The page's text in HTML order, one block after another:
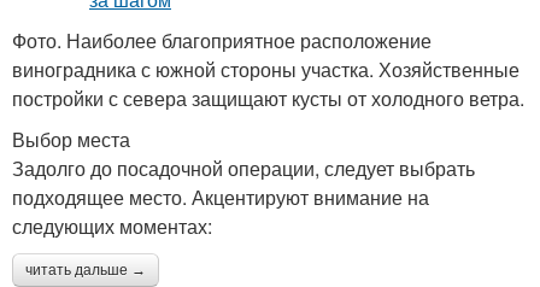
Фото. Наиболее благоприятное расположение
виноградника с южной стороны участка. Хозяйственные
постройки с севера защищают кусты от холодного ветра.
Выбор места
Задолго до посадочной операции, следует выбрать
подходящее место. Акцентируют внимание на
следующих моментах:
читать дальше →